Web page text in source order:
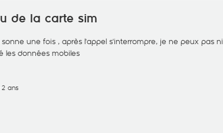
de la carte sim
une fois , après l'appel s'interrompre, je ne peux pas ni
les données mobiles
ans